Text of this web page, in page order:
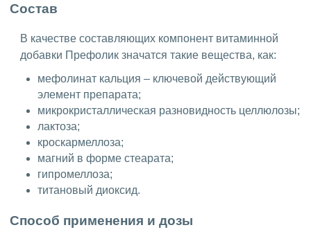
Состав
В качестве составляющих компонент витаминной
добавки Префолик значатся такие вещества, как:
мефолинат кальция – ключевой действующий
элемент препарата;
микрокристаллическая разновидность целлюлозы;
лактоза;
кроскармеллоза;
магний в форме стеарата;
гипромеллоза;
титановый диоксид.
Способ применения и дозы